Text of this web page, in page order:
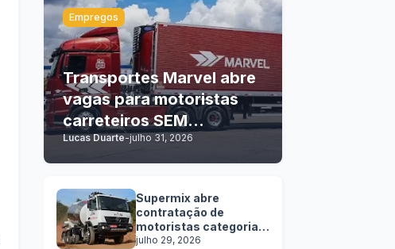
Empregos
Transportes Marvel abre
vagas para motoristas
carreteiros SEM
EXPERIÊNCIA
Lucas Duarte-julho 31, 2026
Supermix abre
contratação de
motoristas categoria
C, D e E
julho 29, 2026